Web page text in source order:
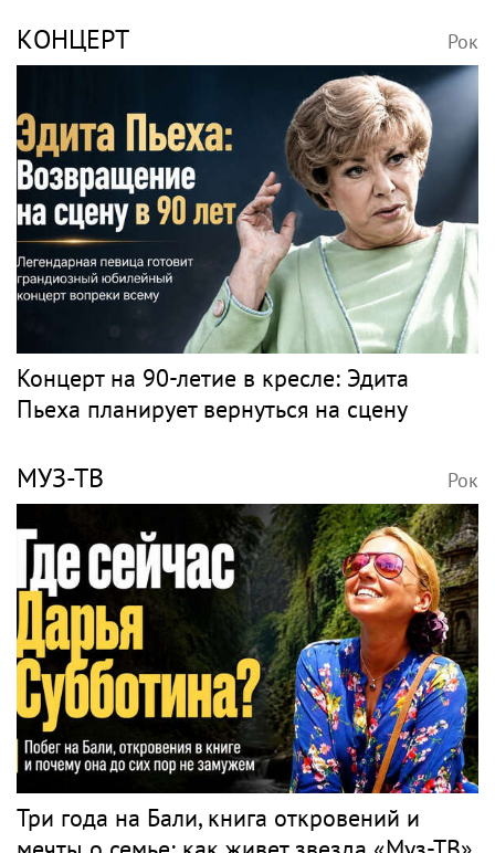
КОНЦЕРТ Рок
Концерт на 90-летие в кресле: Эдита
Пьеха планирует вернуться на сцену
МУЗ-ТВ Рок
Три года на Бали, книга откровений и